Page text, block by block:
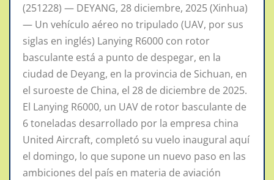
(251228) — DEYANG, 28 diciembre, 2025 (Xinhua)
— Un vehículo aéreo no tripulado (UAV, por sus
siglas en inglés) Lanying R6000 con rotor
basculante está a punto de despegar, en la
ciudad de Deyang, en la provincia de Sichuan, en
el suroeste de China, el 28 de diciembre de 2025.
El Lanying R6000, un UAV de rotor basculante de
6 toneladas desarrollado por la empresa china
United Aircraft, completó su vuelo inaugural aquí
el domingo, lo que supone un nuevo paso en las
ambiciones del país en materia de aviación